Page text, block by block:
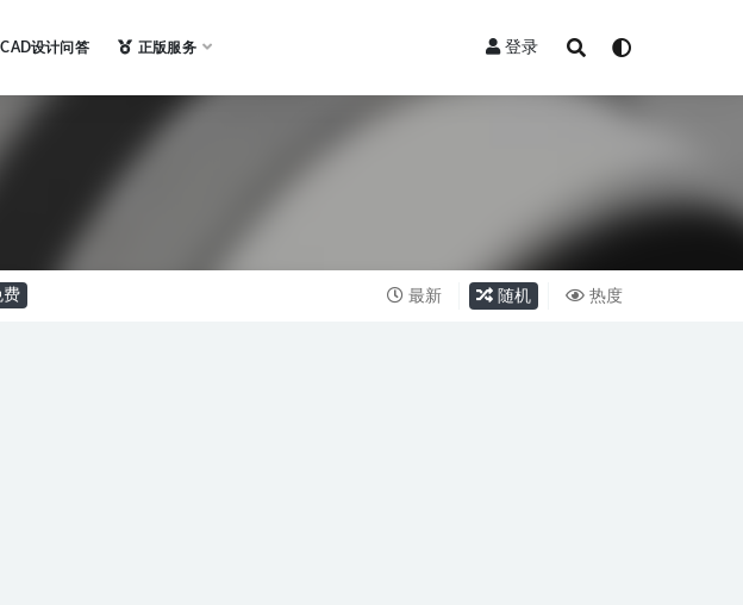
设计问答 正版服务 登录
费 最新 随机 热度